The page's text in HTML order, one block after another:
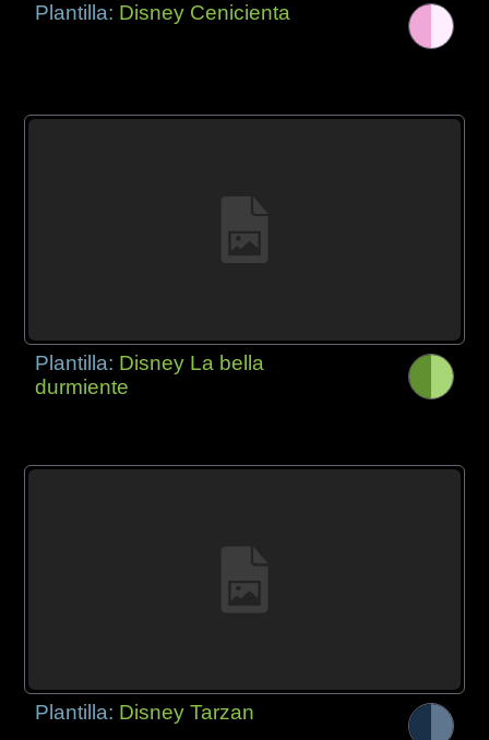
Plantilla: Disney Cenicienta
Plantilla: Disney La bella
durmiente
Plantilla: Disney Tarzan